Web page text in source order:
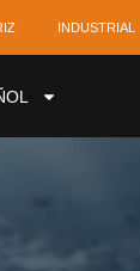
INDUSTRIAL